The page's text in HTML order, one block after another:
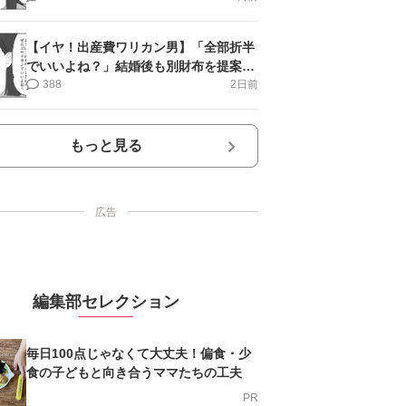
【イヤ！出産費ワリカン男】「全部折半
でいいよね？」結婚後も別財布を提案＜
第10話＞#4コマ母道場
2日前
388
もっと見る
広告
編集部セレクション
毎日100点じゃなくて大丈夫！偏食・少
食の子どもと向き合うママたちの工夫
PR